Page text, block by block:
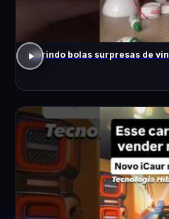
abrindo bolas surpresas de